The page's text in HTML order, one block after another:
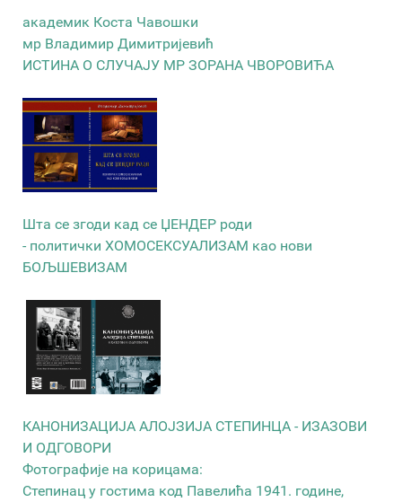
академик Коста Чавошки
мр Владимир Димитријевић
ИСТИНА О СЛУЧАЈУ МР ЗОРАНА ЧВОРОВИЋА
Шта се згоди кад се ЏЕНДЕР роди
- политички ХОМОСЕКСУАЛИЗАМ као нови
БОЉШЕВИЗАМ
КАНОНИЗАЦИЈА АЛОЈЗИЈА СТЕПИНЦА - ИЗАЗОВИ
И ОДГОВОРИ
Фотографије на корицама:
Степинац у гостима код Павелића 1941. године,